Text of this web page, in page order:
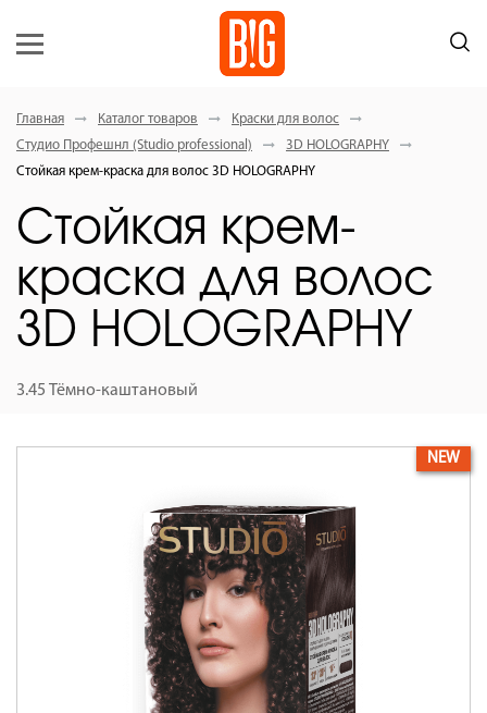
Главная Каталог товаров
Краски для волос
Студио Профешнл (Studio professional)
3D HOLOGRAPHY
Стойкая крем-краска для волос 3D HOLOGRAPHY
Стойкая крем-
краска для волос
3D HOLOGRAPHY
3.45 Тёмно-каштановый
NEW